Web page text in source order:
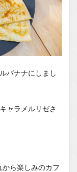
バナナにしまし
ャラメルリゼさ
ら楽しみのカフ